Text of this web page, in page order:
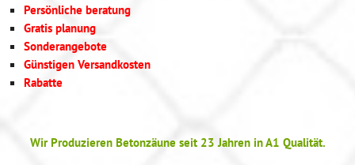
Persönliche beratung
Gratis planung
Sonderangebote
Günstigen Versandkosten
Rabatte
Wir Produzieren Betonzäune seit 23 Jahren in A1 Qualität.